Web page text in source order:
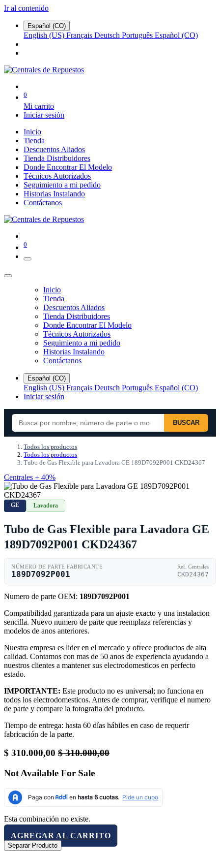
Ir al contenido
Español (CO)
English (US) Français Deutsch Português Español (CO)
0
Mi carrito
Iniciar sesión
Inicio
Tienda
Descuentos Aliados
Tienda Distribuidores
Donde Encontrar El Modelo
Técnicos Autorizados
Seguimiento a mi pedido
Historias Instalando
Contáctanos
0
Inicio
Tienda
Descuentos Aliados
Tienda Distribuidores
Donde Encontrar El Modelo
Técnicos Autorizados
Seguimiento a mi pedido
Historias Instalando
Contáctanos
Español (CO)
English (US) Français Deutsch Português Español (CO)
Iniciar sesión
BUSCAR
Todos los productos
Todos los productos
Tubo de Gas Flexible para Lavadora GE 189D7092P001 CKD24367
Centrales + 40%
GE Lavadora
Tubo de Gas Flexible para Lavadora GE
189D7092P001 CKD24367
NÚMERO DE PARTE FABRICANTE
189D7092P001
Ref. Centrales
CKD24367
Numero de parte OEM: 189D7092P001
Compatibilidad garantizada para un ajuste exacto y una instalacion
sencilla. Nuevo numero de parte que reemplaza referencias y
modelos de anos anteriores.
Nuestra empresa es lider en el mercado y ofrece productos de alta
calidad. Contamos con mas de 50 anos de experiencia ayudando a
nuestros clientes a mantener sus electrodomesticos en perfecto
estado.
IMPORTANTE: Este producto no es universal; no funciona en
todos los electrodomesticos. Antes de comprar, verifique el numero
de parte y compare la fotografia del producto.
Tiempo de entrega: hasta 60 días hábiles en caso de requerir
fabricación de la parte.
$ 310.000,00 $310.000,00
Not Available For Sale
Esta combinación no existe.
AGREGAR AL CARRITO
Separar Producto